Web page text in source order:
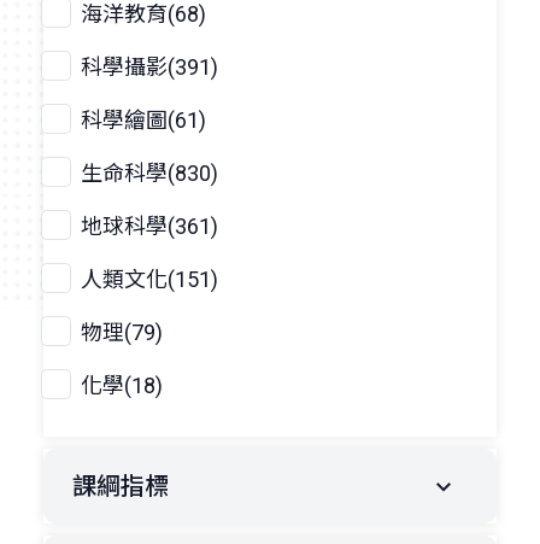
海洋教育(68)
科學攝影(391)
科學繪圖(61)
生命科學(830)
地球科學(361)
人類文化(151)
物理(79)
化學(18)
課綱指標